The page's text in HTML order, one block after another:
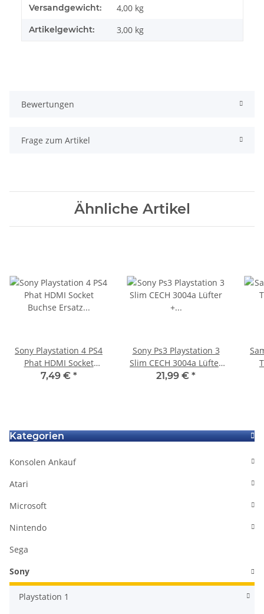
Produkteigenschaft
Wert
Versandgewicht: 4,00 kg
Artikelgewicht: 3,00 kg
Bewertungen
Frage zum Artikel
Ähnliche Artikel
Sony Playstation 4 PS4
Phat HDMI Socket
Buchse Ersatz Port
7,49 € *
Sony Ps3 Playstation 3
Slim CECH 3004a Lüfter
+ Kühlkörper + Bleche +
21,99 € *
Kategorien
Konsolen Ankauf
Atari
Microsoft
Nintendo
Sega
Sony
Playstation 1